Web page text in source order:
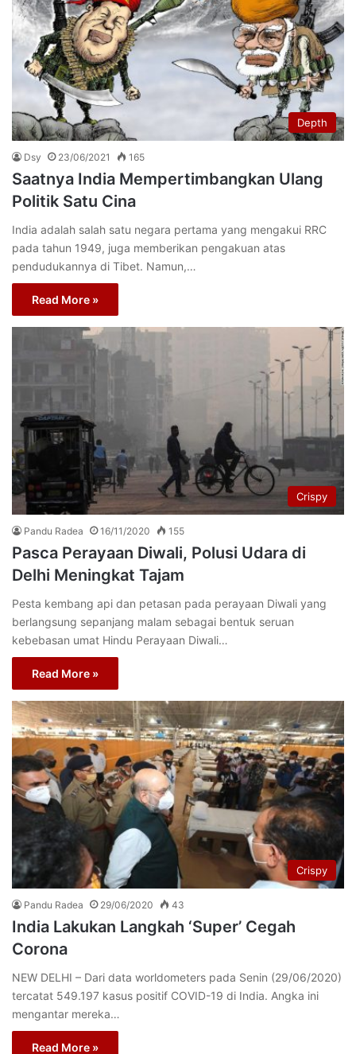
Depth
Dsy 23/06/2021 165
Saatnya India Mempertimbangkan Ulang
Politik Satu Cina
India adalah salah satu negara pertama yang mengakui RRC
pada tahun 1949, juga memberikan pengakuan atas
pendudukannya di Tibet. Namun,…
Read More »
Crispy
Pandu Radea 16/11/2020 155
Pasca Perayaan Diwali, Polusi Udara di
Delhi Meningkat Tajam
Pesta kembang api dan petasan pada perayaan Diwali yang
berlangsung sepanjang malam sebagai bentuk seruan
kebebasan umat Hindu Perayaan Diwali…
Read More »
Crispy
Pandu Radea 29/06/2020 43
India Lakukan Langkah ‘Super’ Cegah
Corona
NEW DELHI – Dari data worldometers pada Senin (29/06/2020)
tercatat 549.197 kasus positif COVID-19 di India. Angka ini
mengantar mereka…
Read More »